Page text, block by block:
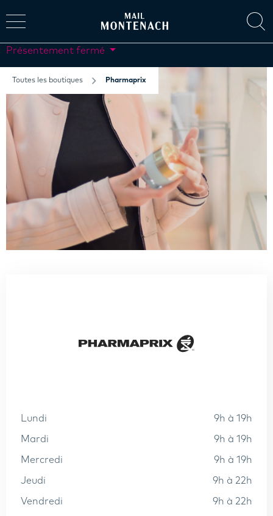
Présentement fermé
Toutes les boutiques Pharmaprix
lundi 9h à 19h
mardi 9h à 19h
mercredi 9h à 19h
jeudi 9h à 22h
vendredi 9h à 22h